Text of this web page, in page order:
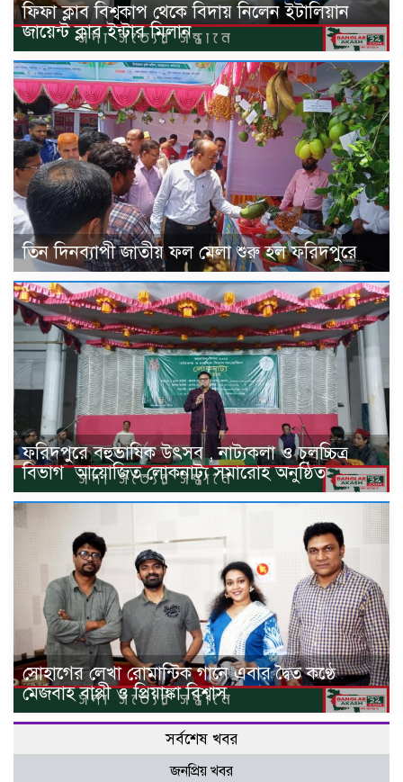
ফিফা ক্লাব বিশ্বকাপ থেকে বিদায় নিলেন ইটালিয়ান
জায়েন্ট ক্লাব ইন্টার মিলান
তিন দিনব্যাপী জাতীয় ফল মেলা শুরু হল ফরিদপুরে
ফরিদপুরে বহুভাষিক উৎসব , নাট্যকলা ও চলচ্চিত্র
বিভাগ ‌ আয়োজিত লোকনাট্য সমারোহ অনুষ্ঠিত
সোহাগের লেখা রোমান্টিক গানে এবার দ্বৈত কণ্ঠে
মেজবাহ বাপ্পী ও প্রিয়াঙ্কা বিশ্বাস
সর্বশেষ খবর
জনপ্রিয় খবর